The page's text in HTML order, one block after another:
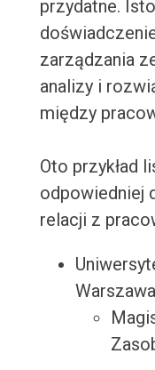
przydatne.
zarządzania
analizy i
między
Oto przykład
odpowiedniej
relacji z